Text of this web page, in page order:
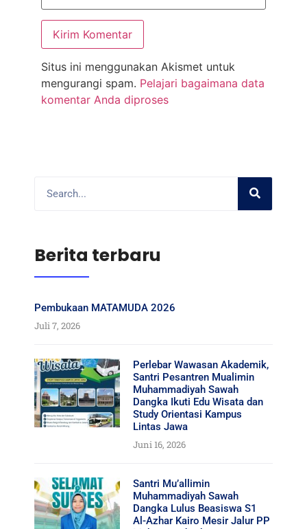
Situs ini menggunakan Akismet untuk
mengurangi spam. Pelajari bagaimana data
komentar Anda diproses
Berita terbaru
Pembukaan MATAMUDA 2026
Juli 7, 2026
Perlebar Wawasan Akademik,
Santri Pesantren Mualimin
Muhammadiyah Sawah
Dangka Ikuti Edu Wisata dan
Study Orientasi Kampus
Lintas Jawa
Juni 16, 2026
Santri Mu’allimin
Muhammadiyah Sawah
Dangka Lulus Beasiswa S1
Al-Azhar Kairo Mesir Jalur PP